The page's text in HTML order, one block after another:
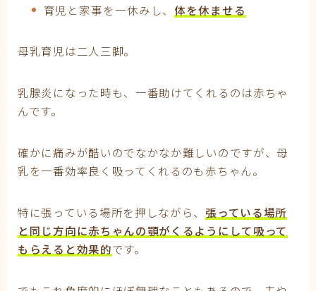
育児と家事を一休みし、体を休ませる
母乳育児は二人三脚。
乳腺炎になった時も、一番助けてくれるのは赤ちゃ
んです。
確かに痛みが酷いのでなかなか難しいのですが、母
乳を一番効率良く吸ってくれるのも赤ちゃん。
特に張っている場所を押しながら、 張っている場所
と同じ方向に赤ちゃんの顎がくるようにして吸って
もらえると効果的です。